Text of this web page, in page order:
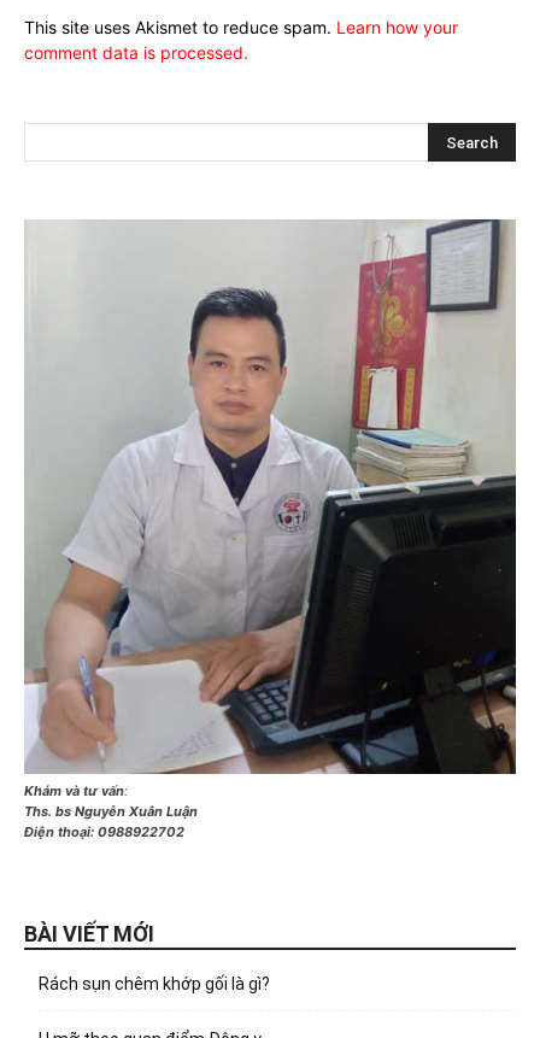
This site uses Akismet to reduce spam. Learn how your
comment data is processed.
Khám và tư vấn:
Ths. bs Nguyễn Xuân Luận
Điện thoại: 0988922702
BÀI VIẾT MỚI
Rách sụn chêm khớp gối là gì?